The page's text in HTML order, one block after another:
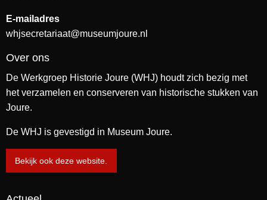
E-mailadres
whjsecretariaat@museumjoure.nl
Over ons
De Werkgroep Historie Joure (WHJ) houdt zich bezig met
het verzamelen en conserveren van historische stukken van
Joure.
De WHJ is gevestigd in Museum Joure.
Bekijk ook deze website.